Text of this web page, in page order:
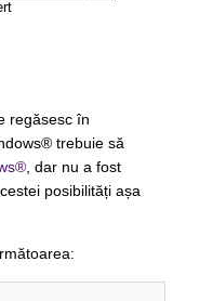
regăsesc în
trebuie să
, dar nu a fost
posibilități așa